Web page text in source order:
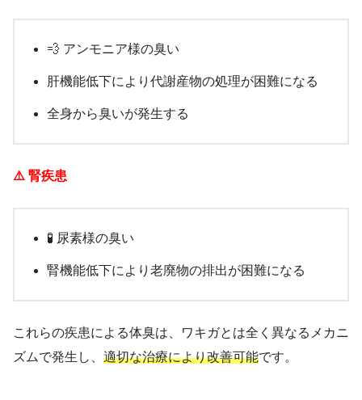
💨 アンモニア様の臭い
肝機能低下により代謝産物の処理が困難になる
全身から臭いが発生する
⚠️ 腎疾患
🧪 尿素様の臭い
腎機能低下により老廃物の排出が困難になる
これらの疾患による体臭は、ワキガとは全く異なるメカニ
ズムで発生し、 適切な治療により改善可能です。